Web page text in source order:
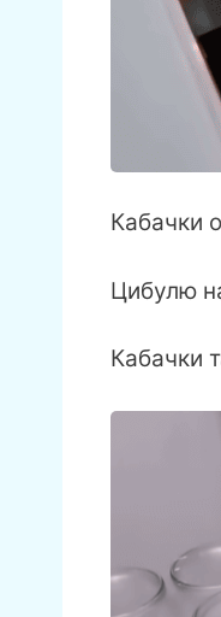
Кабачки
Цибулю
Кабачки